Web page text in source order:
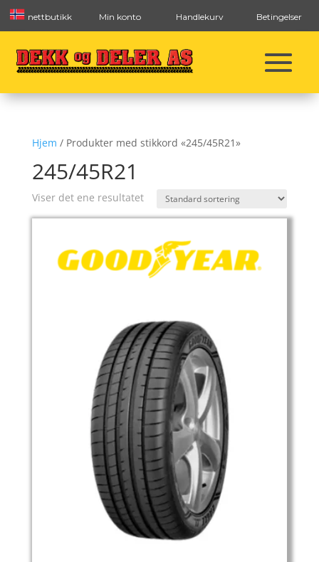
nettbutikk Min konto Handlekurv Betingelser
Hjem / Produkter med stikkord «245/45R21»
245/45R21
Viser det ene resultatet